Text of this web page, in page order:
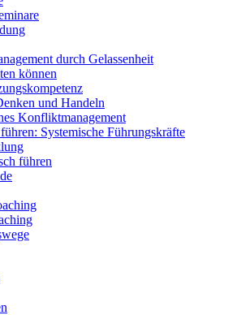
durch Gelassenheit
können
und Handeln
Konfliktmanagement
Systemische Führungskräfte
führen